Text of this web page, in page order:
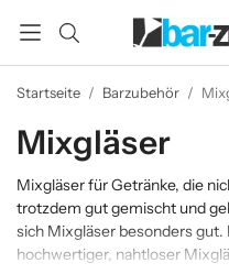
Startseite / Barzubehör /
Mixgläser
Mixgläser für Getränke, die
trotzdem gut gemischt und
sich Mixgläser besonders gut.
hochwertiger, nahtloser